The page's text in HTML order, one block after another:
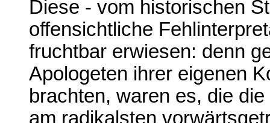
Diese - vom historischen
offensichtliche
fruchtbar erwiesen: denn
Apologeten ihrer eigenen
brachten, waren es, die
am radikalsten